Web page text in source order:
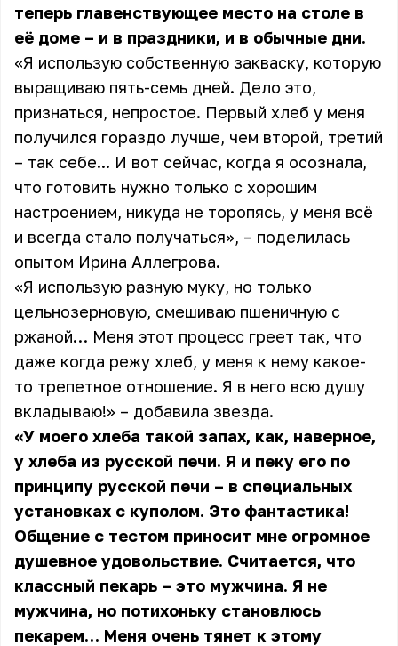
теперь главенствующее место на столе в
её доме – и в праздники, и в обычные дни.
«Я использую собственную закваску, которую
выращиваю пять-семь дней. Дело это,
признаться, непростое. Первый хлеб у меня
получился гораздо лучше, чем второй, третий
– так себе... И вот сейчас, когда я осознала,
что готовить нужно только с хорошим
настроением, никуда не торопясь, у меня всё
и всегда стало получаться», – поделилась
опытом Ирина Аллегрова.
«Я использую разную муку, но только
цельнозерновую, смешиваю пшеничную с
ржаной… Меня этот процесс греет так, что
даже когда режу хлеб, у меня к нему какое-
то трепетное отношение. Я в него всю душу
вкладываю!» – добавила звезда.
«У моего хлеба такой запах, как, наверное,
у хлеба из русской печи. Я и пеку его по
принципу русской печи – в специальных
установках с куполом. Это фантастика!
Общение с тестом приносит мне огромное
душевное удовольствие. Считается, что
классный пекарь – это мужчина. Я не
мужчина, но потихоньку становлюсь
пекарем… Меня очень тянет к этому